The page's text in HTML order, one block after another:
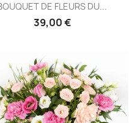
DE FLEURS DU...
39,00 €